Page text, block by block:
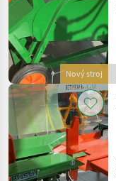
Nový stroj